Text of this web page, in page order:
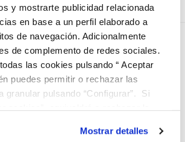
y mostrarte publicidad relacionada
en base a un perfil elaborado a
de navegación. Adicionalmente
de complemento de redes sociales.
las cookies pulsando “ Aceptar
puedes permitir o rechazar las
granular pulsando “Configurar”. Si
para que el sitio web funcione y que
Mostrar detalles